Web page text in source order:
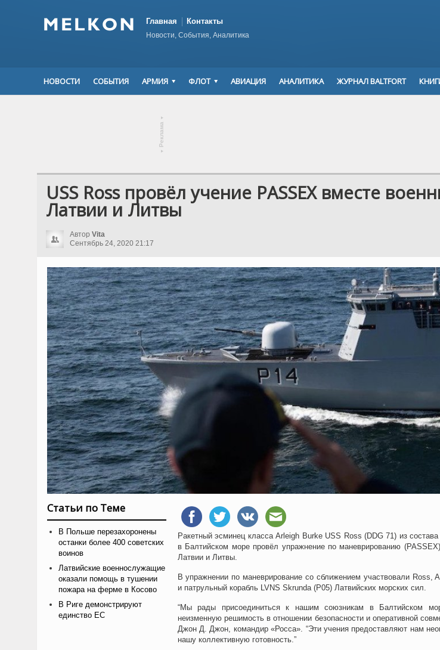
Главная Контакты
Новости, События, Аналитика
НОВОСТИ СОБЫТИЯ АРМИЯ ФЛОТ АВИАЦИЯ АНАЛИТИКА ЖУРНАЛ BALTFORT
▾
Реклама
▾
USS Ross провёл учение PASSEX вместе
Латвии и Литвы
Автор Vita
Сентябрь 24, 2020 21:17
Статьи по Теме
В Польше перезахоронены
останки более 400 советских
воинов
Латвийские военнослужащие
оказали помощь в тушении
пожара на ферме в Косово
В Риге демонстрируют
единство ЕС
Ракетный эсминец класса Arleigh Burke USS Ross (DDG 71) из
в Балтийском море провёл упражнение по маневрированию
Латвии и Литвы.
В упражнении по маневрирование со сближением участвовали Ross,
и патрульный корабль LVNS Skrunda (P05) Латвийских морских сил.
“Мы рады присоединиться к нашим союзникам в Балтийском
неизменную решимость в отношении безопасности и оперативной
Джон Д. Джон, командир «Росса». “Эти учения предоставляют нам
нашу коллективную готовность.”